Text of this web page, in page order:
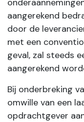
aangerekend
door de
met een
geval, zal steeds
aangerekend
Bij onderbreking
omwille van een
opdrachtgever